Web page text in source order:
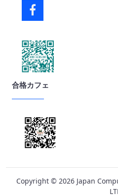
合格カフェ
Copyright © 2026Japan